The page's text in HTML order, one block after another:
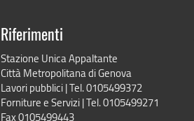
Riferimenti
Stazione Unica Appaltante
Città Metropolitana di Genova
Lavori pubblici | Tel. 0105499372
Forniture e Servizi | Tel. 0105499271
Fax 0105499443